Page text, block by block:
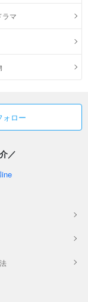
ラマ
ォロー
／